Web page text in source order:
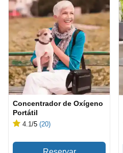
Concentrador de Oxígeno
Portátil
4.1/5 (20)